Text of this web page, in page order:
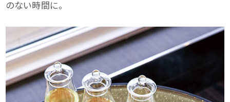
のない時間に。